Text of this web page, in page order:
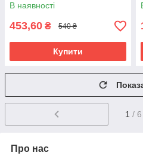
В наявності
453,60 ₴ 540 ₴
Купити
1 / 6
Про нас